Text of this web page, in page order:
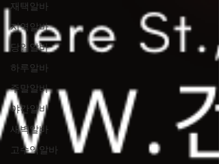
재택알바
지역알바
당일알바
하루알바
주말알바
야간알바
새벽알바
고수익알바